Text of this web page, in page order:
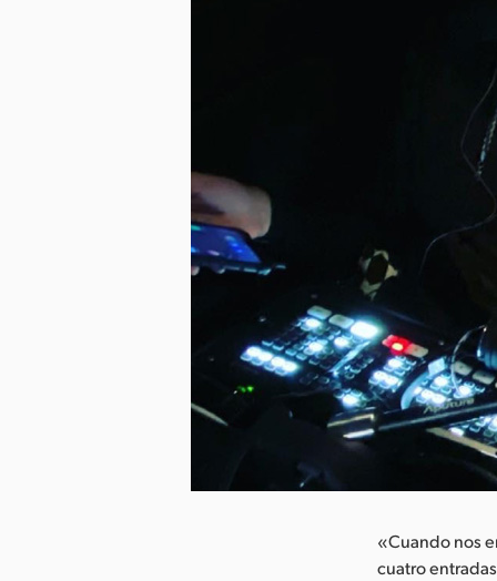
«Cuando nos
cuatro